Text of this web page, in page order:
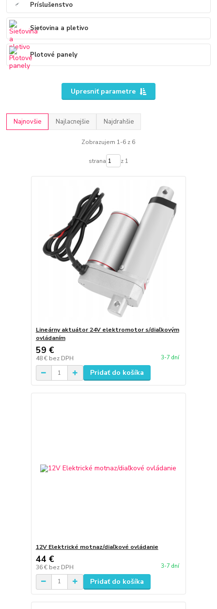
Príslušenstvo
Sieťovina a pletivo
Plotové panely
Upresniť parametre
Najnovšie Najlacnejšie Najdrahšie
Zobrazujem 1-6 z 6
strana z 1
Lineárny aktuátor 24V elektromotor s/diaľkovým
ovládaním
59 €
48 € bez DPH 3-7 dní
Pridať do košíka
12V Elektrické motnaz/diaľkové ovládanie
44 €
36 € bez DPH 3-7 dní
Pridať do košíka